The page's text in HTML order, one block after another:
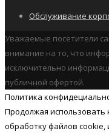
Обслуживание
Уважаемые посетители
внимание на то, что
исключительно
публичной офертой.
Политика
Продолжая использовать
обработку файлов